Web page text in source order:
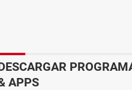
APPS